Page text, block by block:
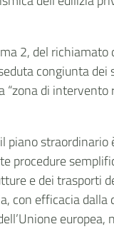
2, del
congiunta dei
“zona di intervento
piano straordinario
procedure
e dei trasporti
con efficacia dalla
europea,